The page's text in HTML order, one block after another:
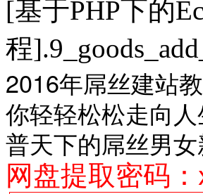
[基于PHP下的
程
2016年屌丝建站
你轻轻松松走向
普天下的屌丝男
网盘提取密码